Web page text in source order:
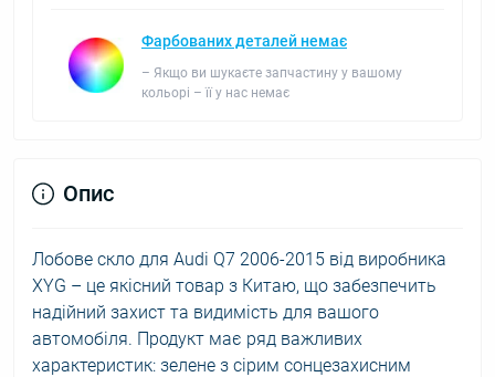
Фарбованих деталей немає
– Якщо ви шукаєте запчастину у вашому
кольорі – її у нас немає
Опис
Лобове скло для Audi Q7 2006-2015 від виробника
XYG – це якісний товар з Китаю, що забезпечить
надійний захист та видимість для вашого
автомобіля. Продукт має ряд важливих
характеристик: зелене з сірим сонцезахисним